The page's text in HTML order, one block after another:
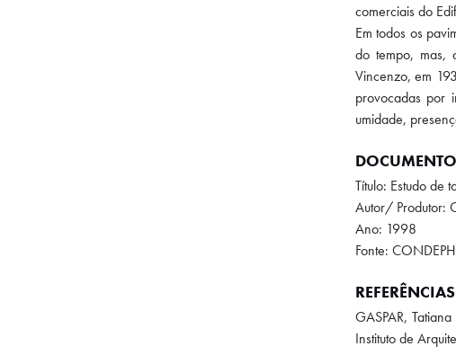
comerciais do
Em todos os
do tempo, mas,
Vincenzo, em
provocadas por
umidade,
Título: Estudo de
Autor/ Produtor:
Ano: 1998
Fonte:
REFERÊNCIAS
GASPAR,
Instituto de